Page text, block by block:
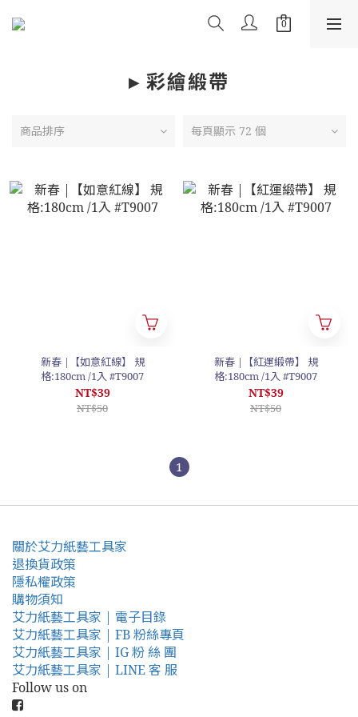
▸ 彩繪緞帶
商品排序 每頁顯示 72 個
新春 |【如意紅線】 規
格:180cm /1入 #T9007
NT$39
NT$50
新春 |【紅運緞帶】 規
格:180cm /1入 #T9007
NT$39
NT$50
1
關於艾力紙藝工具家
退換貨政策
隱私權政策
購物須知
艾力紙藝工具家 | 電子目錄
艾力紙藝工具家 | FB 粉絲專頁
艾力紙藝工具家 | IG 粉 絲 團
艾力紙藝工具家 | LINE 客 服
Follow us on